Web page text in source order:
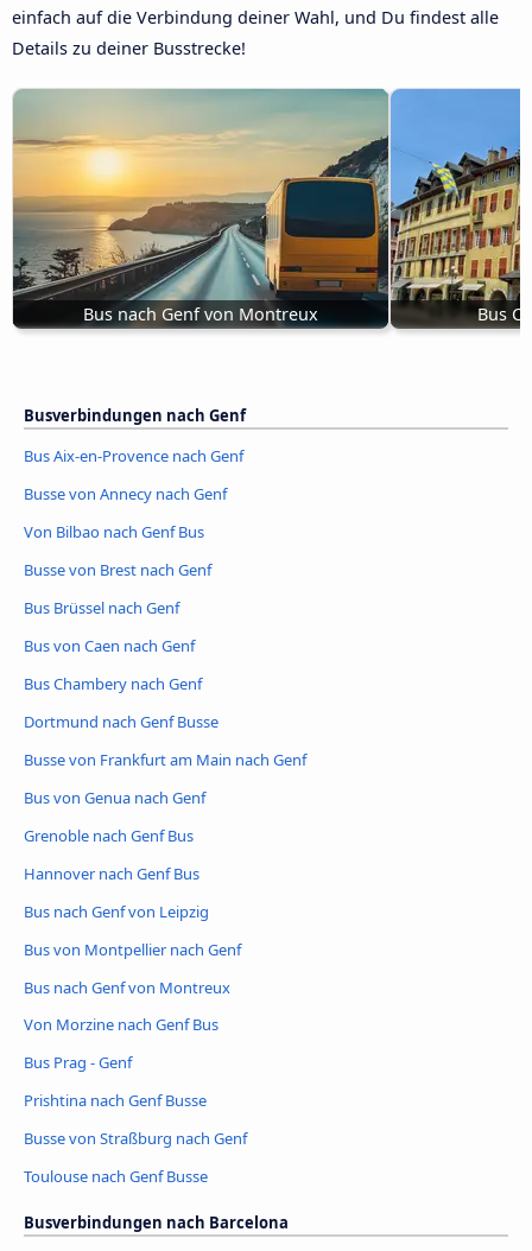
einfach auf die Verbindung deiner Wahl, und Du findest alle
Details zu deiner Busstrecke!
Bus nach Genf von Montreux Bus
Busverbindungen nach Genf
Bus Aix-en-Provence nach Genf
Busse von Annecy nach Genf
Von Bilbao nach Genf Bus
Busse von Brest nach Genf
Bus Brüssel nach Genf
Bus von Caen nach Genf
Bus Chambery nach Genf
Dortmund nach Genf Busse
Busse von Frankfurt am Main nach Genf
Bus von Genua nach Genf
Grenoble nach Genf Bus
Hannover nach Genf Bus
Bus nach Genf von Leipzig
Bus von Montpellier nach Genf
Bus nach Genf von Montreux
Von Morzine nach Genf Bus
Bus Prag - Genf
Prishtina nach Genf Busse
Busse von Straßburg nach Genf
Toulouse nach Genf Busse
Busverbindungen nach Barcelona